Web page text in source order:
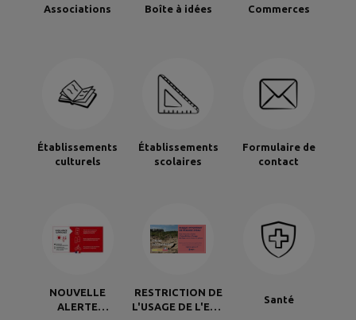
Associations Boîte à idées Commerces
Établissements
culturels
Établissements
scolaires
Formulaire de
contact
NOUVELLE
ALERTE
RESTRICTION DE
L'USAGE DE L'EAU
Santé